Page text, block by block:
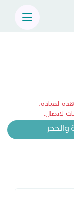
العيادة،
الاتصال:
والحجز